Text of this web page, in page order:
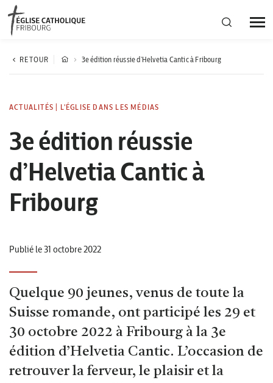
Région diocésaine
Agenda
Corporation cantonale
RETOUR 3e édition réussie d’Helvetia Cantic à Fribourg
ACTUALITÉS L'ÉGLISE DANS LES MÉDIAS
3e édition réussie
d’Helvetia Cantic à
Fribourg
Publié le 31 octobre 2022
Quelque 90 jeunes, venus de toute la
Suisse romande, ont participé les 29 et
30 octobre 2022 à Fribourg à la 3e
édition d’Helvetia Cantic. L’occasion de
retrouver la ferveur, le plaisir et la